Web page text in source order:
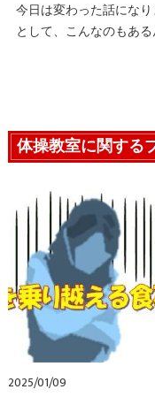
今日は変わった話にな
として、こんなのもあ
体操教室に関する
2025/01/09